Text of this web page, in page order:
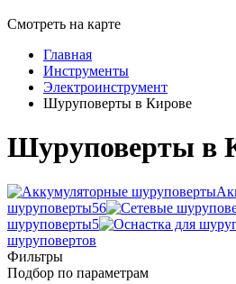
Смотреть на карте
Главная
Инструменты
Электроинструмент
Шуруповерты в Кирове
Шуруповерты в
шуруповерты56
шуруповерты5
шуруповертов
Фильтры
Подбор по параметрам